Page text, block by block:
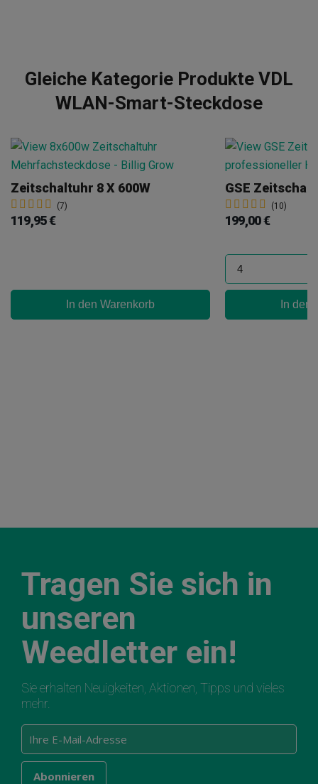
Gleiche Kategorie Produkte VDL
WLAN-Smart-Steckdose
Zeitschaltuhr 8 X 600W
(7)
119,95 €
In den Warenkorb
(10)
199,00 €
In den
Tragen Sie sich in
unseren
Weedletter ein!
Sie erhalten Neuigkeiten, Aktionen, Tipps und vieles
mehr.